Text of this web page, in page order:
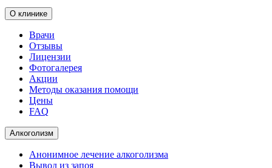
О клинике
Врачи
Отзывы
Лицензии
Фотогалерея
Акции
Методы оказания помощи
Цены
FAQ
Алкоголизм
Анонимное лечение алкоголизма
Вывод из запоя